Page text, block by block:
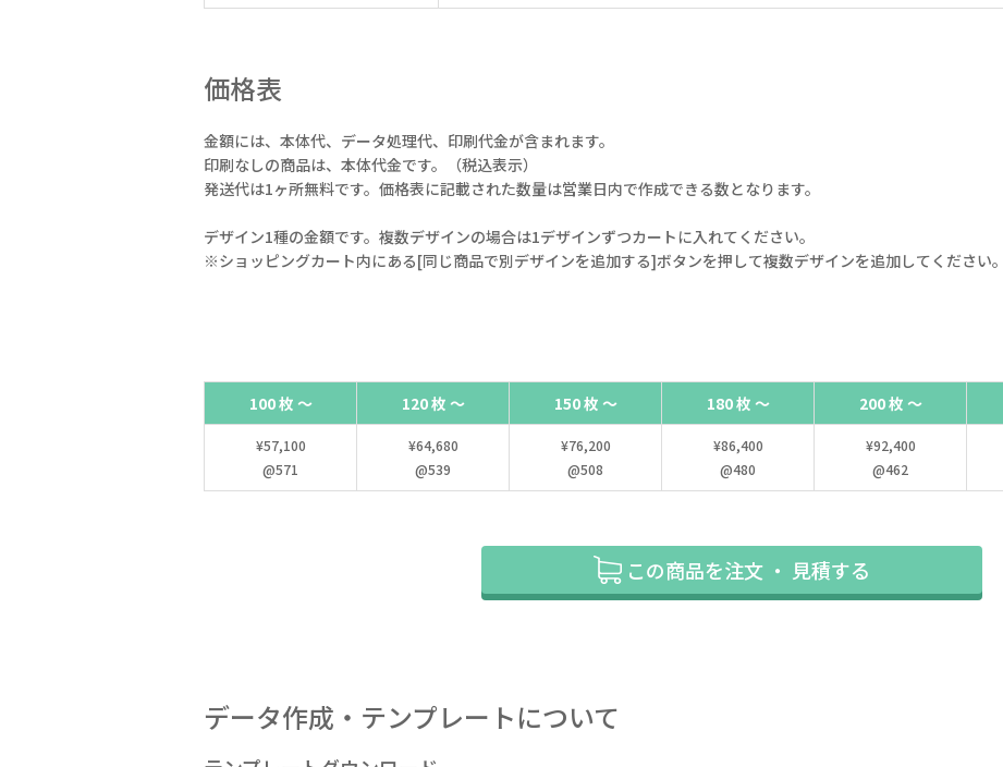
価格表
金額には、本体代、データ処理代、印刷代金が含まれます。
印刷なしの商品は、本体代金です。（税込表示）
発送代は1ヶ所無料です。価格表に記載された数量は営業日内で作成できる数となります。
デザイン1種の金額です。複数デザインの場合は1デザインずつカートに入れてください。
※ショッピングカート内にある[同じ商品で別デザインを追加する]ボタンを押して複数デザインを追加してください。
100 枚 ～ 120 枚 ～ 150 枚 ～ 180 枚 ～ 200 枚 ～
¥57,100
@571
¥64,680
@539
¥76,200
@508
¥86,400
@480
¥92,400
@462
この商品を注文 ・ 見積する
データ作成・テンプレートについて